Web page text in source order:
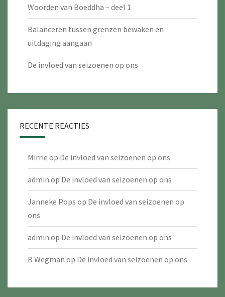
Woorden van Boeddha – deel 1
Balanceren tussen grenzen bewaken en
uitdaging aangaan
De invloed van seizoenen op ons
RECENTE REACTIES
Mirrie op De invloed van seizoenen op ons
admin op De invloed van seizoenen op ons
Janneke Pops op De invloed van seizoenen op
ons
admin op De invloed van seizoenen op ons
B Wegman op De invloed van seizoenen op ons